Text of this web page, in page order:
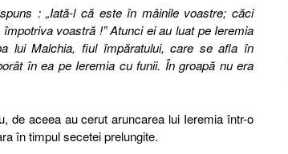
: „Iată-l că este în mâinile voastre; căci
voastră !” Atunci ei au luat pe Ieremia
lui Malchia, fiul împăratului, care se afla în
în ea pe Ieremia cu funii. În groapă nu era
de aceea au cerut aruncarea lui Ieremia într-o
în timpul secetei prelungite.